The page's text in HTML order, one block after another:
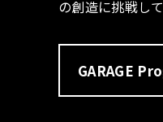
の創造に挑戦し
GARAGE